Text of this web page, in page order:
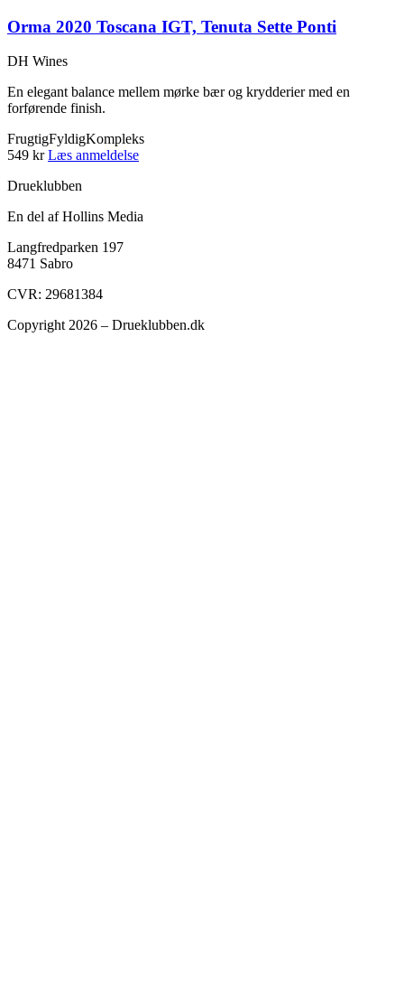
Orma 2020 Toscana IGT, Tenuta Sette Ponti
DH Wines
En elegant balance mellem mørke bær og krydderier med en
forførende finish.
FrugtigFyldigKompleks
549 kr Læs anmeldelse
Drueklubben
En del af Hollins Media
Langfredparken 197
8471 Sabro
CVR: 29681384
Copyright 2026 – Drueklubben.dk